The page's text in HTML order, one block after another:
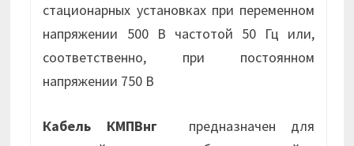
стационарных установках при переменном
напряжении 500 В частотой 50 Гц или,
соответственно, при постоянном
напряжении 750 В
Кабель КМПВнг
предназначен для